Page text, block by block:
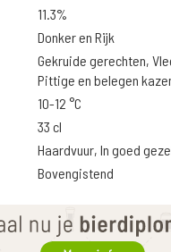
11.3%
Donker en Rijk
Gekruide gerechten,
Pittige en belegen
10-12 °C
33 cl
Haardvuur, In goed
Bovengistend